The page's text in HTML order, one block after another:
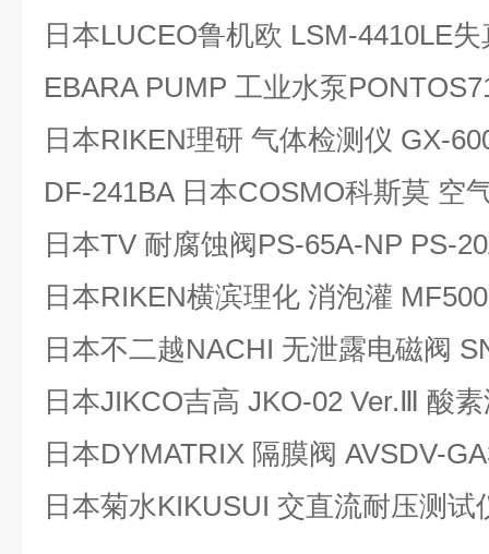
日本LUCEO鲁机欧 LSM-4410LE
EBARA PUMP 工业水泵
日本RIKEN理研 气体检测仪 GX-
DF-241BA 日本COSMO科斯莫 空
日本TV 耐腐蚀阀PS-65A-NP PS-
日本RIKEN横滨理化 消泡灌 MF500
日本不二越NACHI 无泄露电磁阀
日本JIKCO吉高 JKO-02 Ver.Ⅲ 酸
日本DYMATRIX 隔膜阀 AVSDV-
日本菊水KIKUSUI 交直流耐压测试